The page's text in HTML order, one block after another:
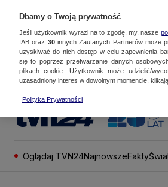
Oglądaj TVN24NajnowszeFakty
Dbamy o Twoją prywatność
Jeśli użytkownik wyrazi na to zgodę, my, nasze
IAB oraz 30innych Zaufanych Partnerów może
uzyskiwać do nich dostęp w celu zapewnienia
się to poprzez przetwarzanie danych
plikach cookie. Użytkownik może udzielić/
uzasadniony interes w dowolnym momencie,
Polityka Prywatności